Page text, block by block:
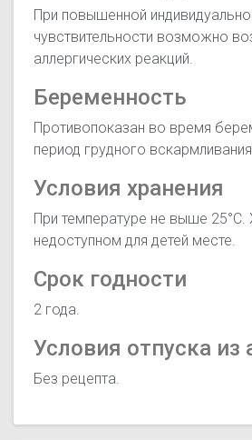
При повышенной
чувствительности возможно
аллергических реакций.
Беременность
Противопоказан во время
период грудного
Условия хранения
При температуре не выше 25°С.
недоступном для детей месте.
Срок годности
2 года.
Условия отпуска из
Без рецепта.